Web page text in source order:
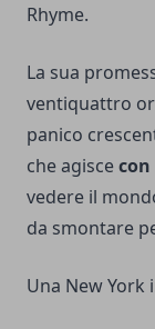
Rhyme.
La sua
ventiquattro
panico
che agisce
vedere il
da smontare
Una New